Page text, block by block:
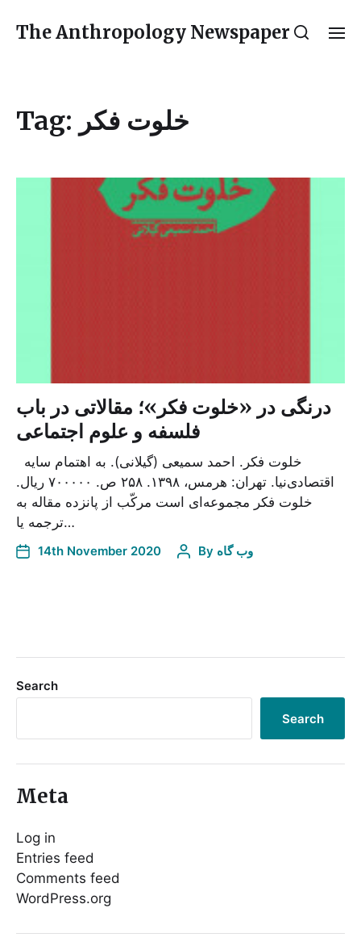
The Anthropology Newspaper
Tag: خلوت فکر
درنگی در «خلوت فکر»؛ مقالاتی در باب
فلسفه و علوم اجتماعی
اقتصادی‌نیا. تهران: هرمس، ۱۳۹۸. ۲۵۸ ص. ۷۰۰۰۰۰ ریال.
خلوت فکر مجموعه‌ای است مرکّب از پانزده مقاله به
ترجمه یا…
14th November 2020 By وب گاه
Search
Search
Meta
Log in
Entries feed
Comments feed
WordPress.org